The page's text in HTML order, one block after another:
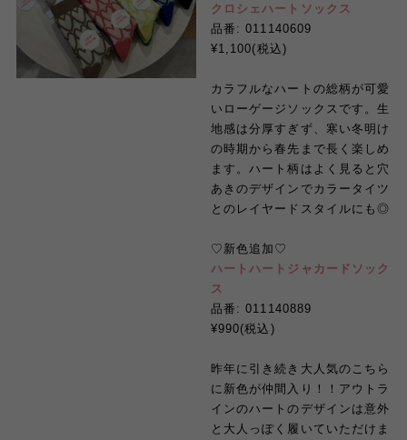
クロシェハートソックス
品番 : 011140609
¥1,100(税込)
カラフルなハートの総柄が可愛
いローゲージソックスです。生
地感は分厚すぎず、寒い冬明け
の時期から春先まで長く楽しめ
ます。ハート柄はよく見ると穴
あきのデザインでカラータイツ
とのレイヤードスタイルにも◎
♡ 新色追加 ♡
ハートハートジャカードソック
ス
品番 : 011140889
¥990(税込 )
昨年に引き続き大人気のこちら
に新色が仲間入り！！アウトラ
インのハートのデザインは意外
と大人っぽく履いていただけま